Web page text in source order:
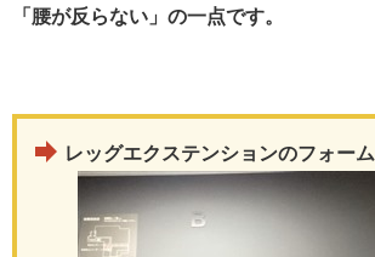
「腰が反らない」の一点です。
レッグエクステンションのフォーム